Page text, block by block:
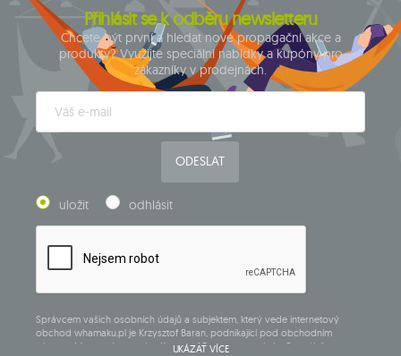
Přihlásit se k odběru newsletteru
Chcete být první a hledat nové propagační akce a
produkty? Využijte speciální nabídky a kupóny pro
zákazníky v prodejnách.
ODESLAT
uložit odhlásit
Správcem vašich osobních údajů a subjektem, který vede internetový
obchod whamaku.pl je Krzysztof Baran, podnikající pod obchodním
názvem: Mouton Interactive Krzysztof Baran zapsaný do Centrálního
UKÁZAT VÍCE